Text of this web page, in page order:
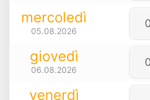
mercoledì
05.08.2026
giovedì
06.08.2026
venerdì